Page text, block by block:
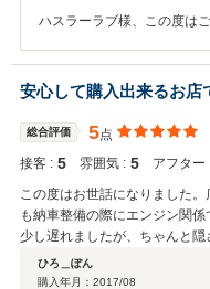
ハスラーラブ様、この度は
たい！と常日頃から心がけ
速に手続きしていただいた
た。今後のメンテナンスも
ていただきますので宜しく
安心して購入出来るお店
総合評価 5点
接客 : 5 雰囲気 : 5 アフター
この度はお世話になりました
も納車整備の際にエンジン関
少し遅れましたが、ちゃんと
と思いました。年数、距離経
に出そうと思います。
ひろ＿ぽん
購入年月： 2017/08